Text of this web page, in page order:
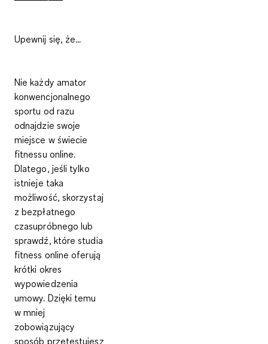
Upewnij się, że...
Nie każdy amator
konwencjonalnego
sportu od razu
odnajdzie swoje
miejsce w świecie
fitnessu online.
Dlatego, jeśli tylko
istnieje taka
możliwość, skorzystaj
z bezpłatnego
czasupróbnego lub
sprawdź, które studia
fitness online oferują
krótki okres
wypowiedzenia
umowy. Dzięki temu
w mniej
zobowiązujący
sposób przetestujesz